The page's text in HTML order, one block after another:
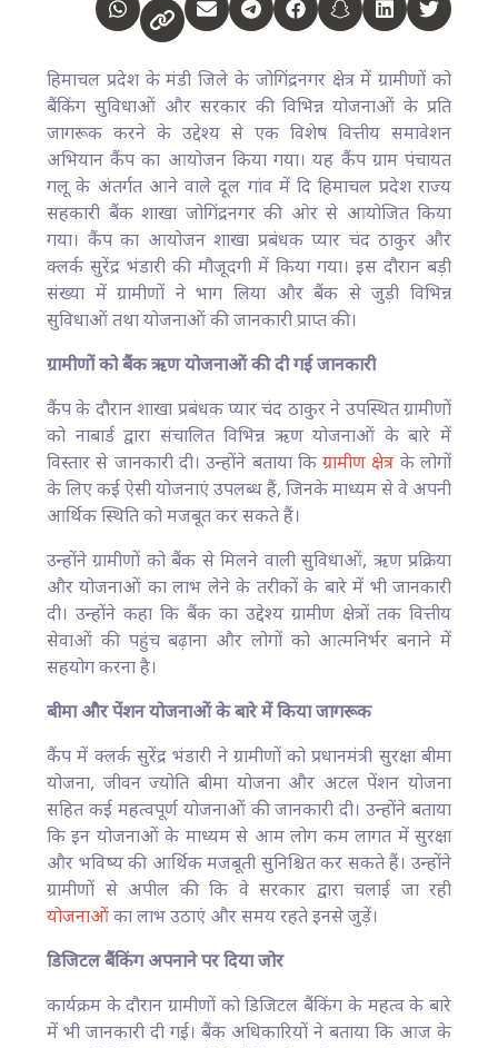
हिमाचल प्रदेश के मंडी जिले के जोगिंद्रनगर क्षेत्र में ग्रामीणों को
बैंकिंग सुविधाओं और सरकार की विभिन्न योजनाओं के प्रति
जागरूक करने के उद्देश्य से एक विशेष वित्तीय समावेशन
अभियान कैंप का आयोजन किया गया। यह कैंप ग्राम पंचायत
गलू के अंतर्गत आने वाले दूल गांव में दि हिमाचल प्रदेश राज्य
सहकारी बैंक शाखा जोगिंद्रनगर की ओर से आयोजित किया
गया। कैंप का आयोजन शाखा प्रबंधक प्यार चंद ठाकुर और
क्लर्क सुरेंद्र भंडारी की मौजूदगी में किया गया। इस दौरान बड़ी
संख्या में ग्रामीणों ने भाग लिया और बैंक से जुड़ी विभिन्न
सुविधाओं तथा योजनाओं की जानकारी प्राप्त की।
ग्रामीणों को बैंक ऋण योजनाओं की दी गई जानकारी
कैंप के दौरान शाखा प्रबंधक प्यार चंद ठाकुर ने उपस्थित ग्रामीणों
को नाबार्ड द्वारा संचालित विभिन्न ऋण योजनाओं के बारे में
विस्तार से जानकारी दी। उन्होंने बताया किग्रामीण क्षेत्र के लोगों
के लिए कई ऐसी योजनाएं उपलब्ध हैं, जिनके माध्यम से वे अपनी
आर्थिक स्थिति को मजबूत कर सकते हैं।
उन्होंने ग्रामीणों को बैंक से मिलने वाली सुविधाओं, ऋण प्रक्रिया
और योजनाओं का लाभ लेने के तरीकों के बारे में भी जानकारी
दी। उन्होंने कहा कि बैंक का उद्देश्य ग्रामीण क्षेत्रों तक वित्तीय
सेवाओं की पहुंच बढ़ाना और लोगों को आत्मनिर्भर बनाने में
सहयोग करना है।
बीमा और पेंशन योजनाओं के बारे में किया जागरूक
कैंप में क्लर्क सुरेंद्र भंडारी ने ग्रामीणों को प्रधानमंत्री सुरक्षा बीमा
योजना, जीवन ज्योति बीमा योजना और अटल पेंशन योजना
सहित कई महत्वपूर्ण योजनाओं की जानकारी दी। उन्होंने बताया
कि इन योजनाओं के माध्यम से आम लोग कम लागत में सुरक्षा
और भविष्य की आर्थिक मजबूती सुनिश्चित कर सकते हैं। उन्होंने
ग्रामीणों से अपील की कि वे सरकार द्वारा चलाई जा रही
योजनाओंका लाभ उठाएं और समय रहते इनसे जुड़ें।
डिजिटल बैंकिंग अपनाने पर दिया जोर
कार्यक्रम के दौरान ग्रामीणों को डिजिटल बैंकिंग के महत्व के बारे
में भी जानकारी दी गई। बैंक अधिकारियों ने बताया कि आज के